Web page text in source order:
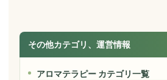
その他カテゴリ、運営情報
アロマテラピー カテゴリ一覧